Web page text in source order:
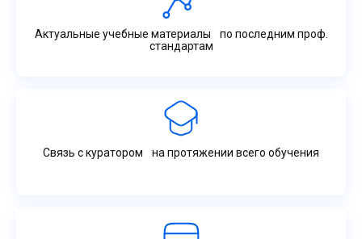
Актуальные учебные материалы по последним проф.
стандартам
Связь с куратором на протяжении всего обучения